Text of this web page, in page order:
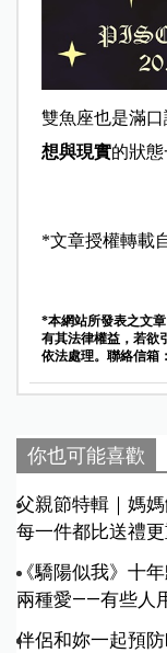
雙魚座也是滿
想與現實的狀態
*文章授權轉載
*本網站所發表之文
有其法律權益，若欲
依法處理。聯絡信箱：
你也可能喜歡
父親節特輯｜媽
每一件都比送禮
《驕陽似我》十
兩種愛——有些人
伴侶和妳一起預